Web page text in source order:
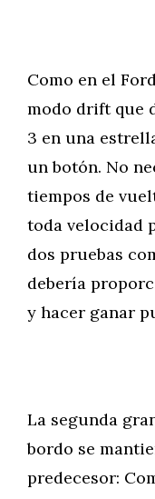
Como en el
modo drift que
3 en una
un botón. No
tiempos de
toda velocidad
dos pruebas
debería
y hacer ganar
La segunda
bordo se
predecesor: